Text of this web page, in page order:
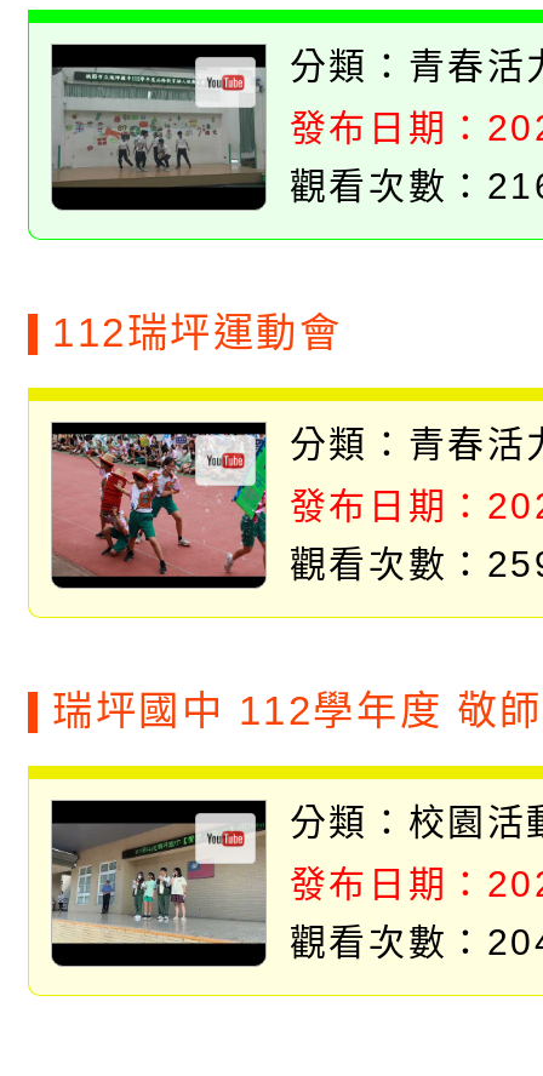
分類： 青春活
發布日期：
觀看次數：
112瑞坪運動會
分類： 青春活
發布日期：
觀看次數：
瑞坪國中 112學年度 敬
分類： 校園活
發布日期：
觀看次數：